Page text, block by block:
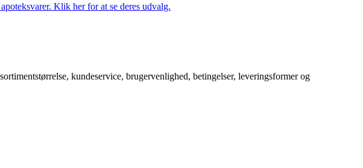
Klik her for at se deres udvalg.
kundeservice, brugervenlighed, betingelser, leveringsformer og